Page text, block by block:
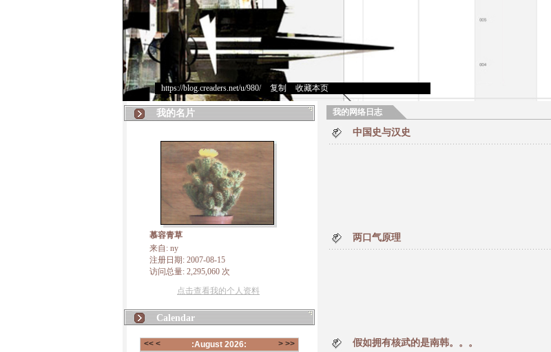
https://blog.creaders.net/u/980/> 复制 收藏本页
我的名片
慕容青草
来自: ny
注册日期: 2007-08-15
访问总量: 2,295,060 次
点击查看我的个人资料
Calendar
我的网络日志
中国史与汉史
两口气原理
假如拥有核武的是南韩。。。